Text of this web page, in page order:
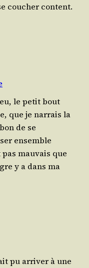
cou­cher content.
le petit bout
que je nar­rais la
de se
ensemble
mau­vais que
y a dans ma
pu arri­ver à une